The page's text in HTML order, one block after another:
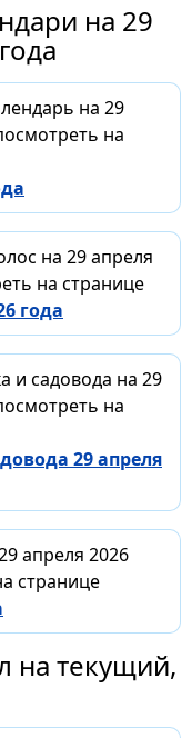
на 29
на 29
на
на 29 апреля
на странице
года
и садовода на 29
на
29 апреля
апреля 2026
странице
на текущий,